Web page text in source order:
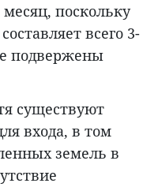
поскольку
всего 3-
подвержены
существуют
входа, в том
земель в